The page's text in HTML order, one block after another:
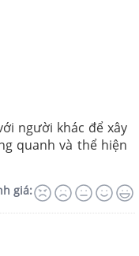
người khác để xây
quanh và thể hiện
giá: